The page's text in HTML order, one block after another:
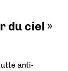
du ciel »
anti-